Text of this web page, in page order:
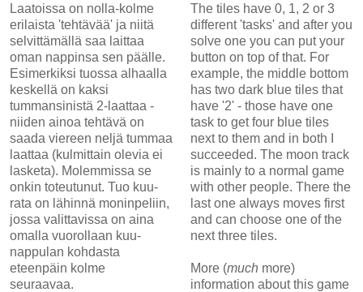
Laatoissa on nolla-kolme
erilaista 'tehtävää' ja niitä
selvittämällä saa laittaa
oman nappinsa sen päälle.
Esimerkiksi tuossa alhaalla
keskellä on kaksi
tummansinistä 2-laattaa -
niiden ainoa tehtävä on
saada viereen neljä tummaa
laattaa (kulmittain olevia ei
lasketa). Molemmissa se
onkin toteutunut. Tuo kuu-
rata on lähinnä moninpeliin,
jossa valittavissa on aina
omalla vuorollaan kuu-
nappulan kohdasta
eteenpäin kolme
seuraavaa.
The tiles have 0, 1, 2 or 3
different 'tasks' and after you
solve one you can put your
button on top of that. For
example, the middle bottom
has two dark blue tiles that
have '2' - those have one
task to get four blue tiles
next to them and in both I
succeeded. The moon track
is mainly to a normal game
with other people. There the
last one always moves first
and can choose one of the
next three tiles.
More (much more)
information about this game